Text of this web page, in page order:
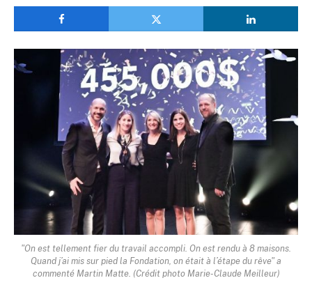
"On est tellement fier du travail accompli. On est rendu à 8 maisons.
Quand j’ai mis sur pied la Fondation, on était à l’étape du rêve" a
commenté Martin Matte. (Crédit photo Marie-Claude Meilleur)